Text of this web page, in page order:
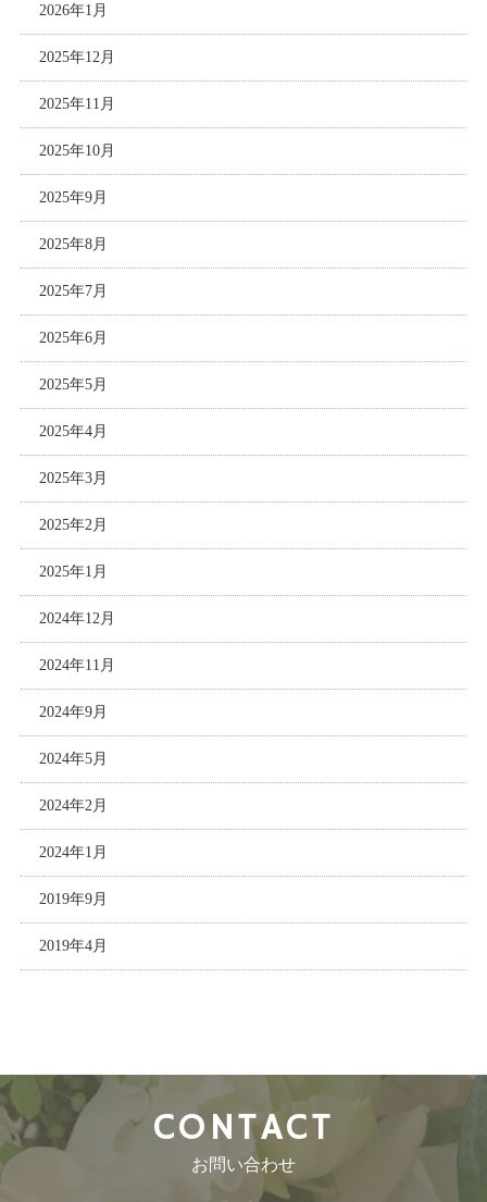
2026年1月
2025年12月
2025年11月
2025年10月
2025年9月
2025年8月
2025年7月
2025年6月
2025年5月
2025年4月
2025年3月
2025年2月
2025年1月
2024年12月
2024年11月
2024年9月
2024年5月
2024年2月
2024年1月
2019年9月
2019年4月
CONTACT
お問い合わせ